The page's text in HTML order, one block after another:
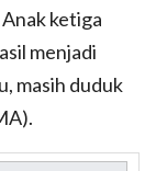
ketiga
menjadi
masih duduk